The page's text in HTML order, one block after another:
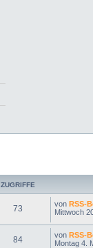
ZUGRIFFE
73 von RSS-
Mittwoch
84 von RSS-
Montag 4.